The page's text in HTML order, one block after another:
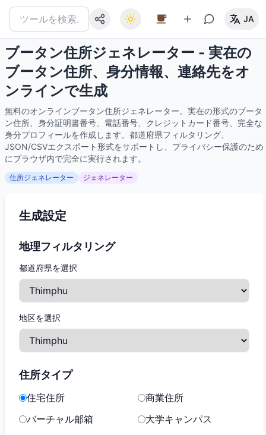
JA
ブータン住所ジェネレーター - 実在の
ブータン住所、身分情報、連絡先をオ
ンラインで生成
無料のオンラインブータン住所ジェネレーター。実在の形式のブータ
ン住所、身分証明書番号、電話番号、クレジットカード番号、完全な
身分プロフィールを作成します。都道府県フィルタリング、
JSON/CSVエクスポート形式をサポートし、プライバシー保護のため
にブラウザ内で完全に実行されます。
住所ジェネレーター ジェネレーター
生成設定
地理フィルタリング
都道府県を選択
地区を選択
住所タイプ
住宅住所
商業住所
バーチャル邮箱
大学キャンパス